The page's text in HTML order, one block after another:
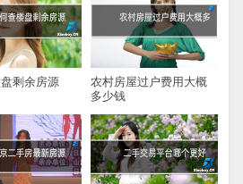
剩余房源
农村房屋过户费用大概
多少钱